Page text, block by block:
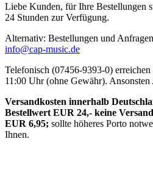
Liebe Kunden, für Ihre Bestellungen
24 Stunden zur Verfügung.
Alternativ: Bestellungen und
info@cap-music.de
Telefonisch (07456-9393-0)
11:00 Uhr (ohne Gewähr).
Versandkosten innerhalb
Bestellwert EUR 24,- keine
EUR 6,95; sollte höheres Porto
Ihnen.